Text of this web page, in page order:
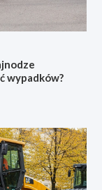
wypadków?